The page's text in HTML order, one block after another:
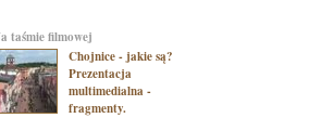
na taśmie filmowej
Chojnice - jakie są?
Prezentacja
multimedialna -
fragmenty.